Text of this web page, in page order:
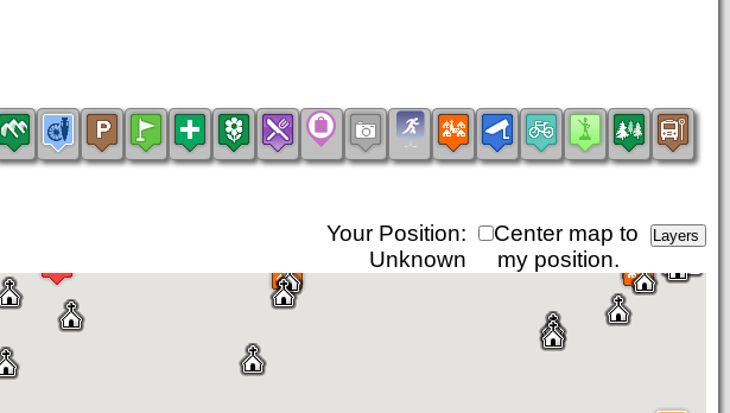
Center map to
my position.
Your Position:
Unknown